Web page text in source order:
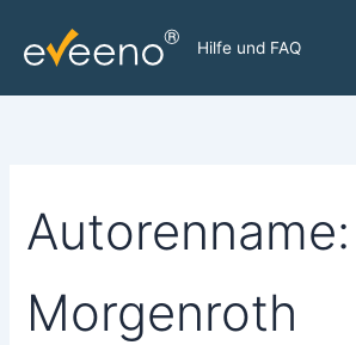
Inhalt
springen
Hilfe und FAQ
Morgenroth